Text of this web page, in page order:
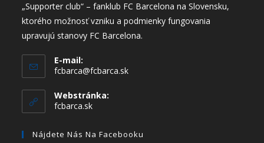
„Supporter club“ – fanklub FC Barcelona na Slovensku,
ktorého možnosť vzniku a podmienky fungovania
upravujú stanovy FC Barcelona.
E-mail:
fcbarca@fcbarca.sk
Webstránka:
fcbarca.sk
Nájdete Nás Na Facebooku